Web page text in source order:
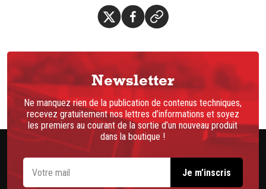
Newsletter
Ne manquez rien de la publication de contenus techniques,
recevez gratuitement nos lettres d’informations et soyez
les premiers au courant de la sortie d’un nouveau produit
dans la boutique !